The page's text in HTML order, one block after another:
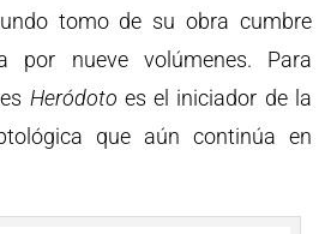
tomo de su obra cumbre
por nueve volúmenes. Para
Heródoto es el iniciador de la
que aún continúa en